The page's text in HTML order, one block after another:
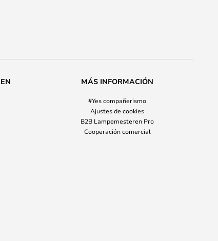
MÁS INFORMACIÓN
#Yes compañerismo
Ajustes de cookies
B2B Lampemesteren Pro
Cooperación comercial